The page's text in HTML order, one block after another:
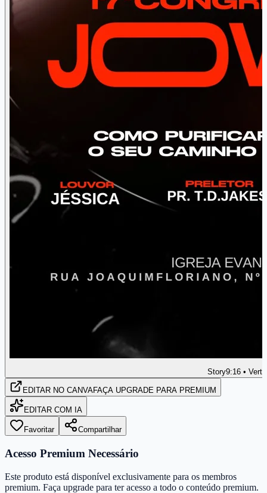
Story9:16 •
EDITAR NO CANVAFAÇA UPGRADE PARA PREMIUM
EDITAR COM IA
Favoritar Compartilhar
Acesso Premium Necessário
Este produto está disponível exclusivamente para os membros
premium. Faça upgrade para ter acesso a todo o conteúdo premium.